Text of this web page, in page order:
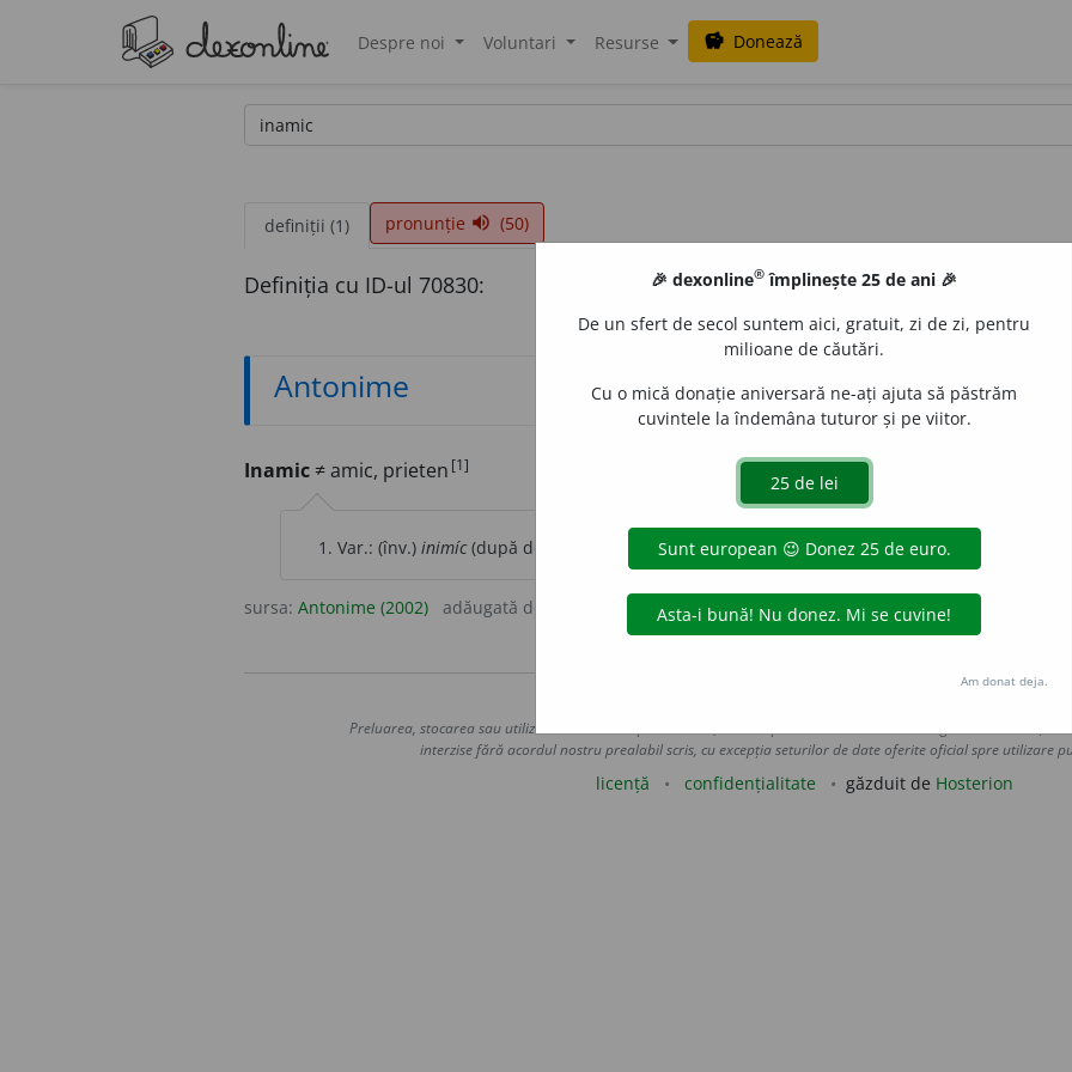
Despre noi Voluntari Resurse savings Donează
definiții (1) pronunție volume_up (50)
Definiția cu ID-ul 70830:
Antonime
Inamic≠ amic, prieten [1]
Var.: (înv.) inimíc(după def. din DEX și DN) — LauraGellner
sursa: Antonime (2002) adăugată de acțiuni
Preluarea, stocarea sau utilizarea datelor de pe acest site, inclusiv prin orice metode de extragere automată
interzise fără acordul nostru prealabil scris, cu excepția seturilor de date oferite oficial spre utilizare
licență confidențialitate găzduit de Hosterion
🎉 dexonline® împlinește 25 de ani 🎉
De un sfert de secol suntem aici, gratuit, zi de zi, pentru
milioane de căutări.
Cu o mică donație aniversară ne-ați ajuta să păstrăm
cuvintele la îndemâna tuturor și pe viitor.
Am donat deja.